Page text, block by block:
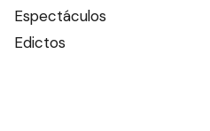
Espectáculos
Edictos